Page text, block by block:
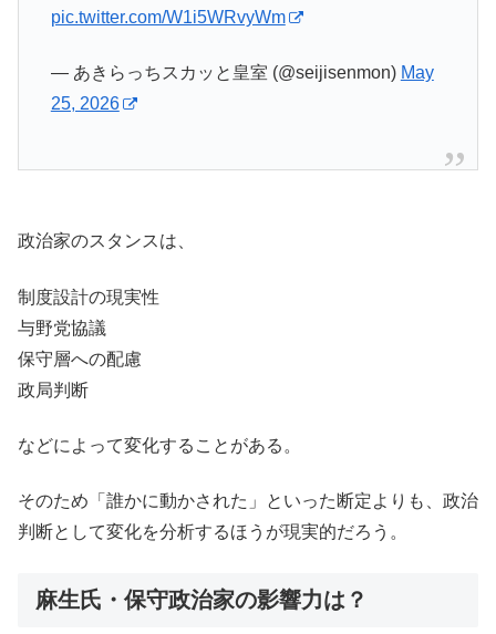
pic.twitter.com/W1i5WRvyWm
— あきらっちスカッと皇室 (@seijisenmon) May
25, 2026
政治家のスタンスは、
制度設計の現実性
与野党協議
保守層への配慮
政局判断
などによって変化することがある。
そのため「誰かに動かされた」といった断定よりも、政治
判断として変化を分析するほうが現実的だろう。
麻生氏・保守政治家の影響力は？